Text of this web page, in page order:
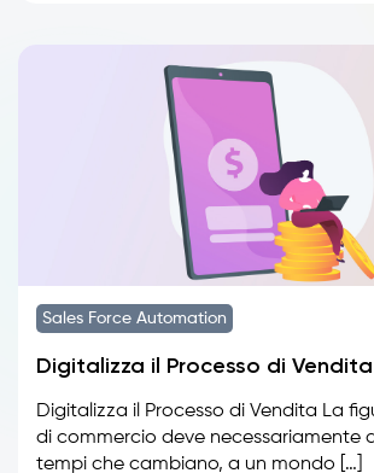
Sales Force Automation
Digitalizza il Processo di Vendita
Digitalizza il Processo di Vendita La
di commercio deve necessariamente
tempi che cambiano, a un mondo […]